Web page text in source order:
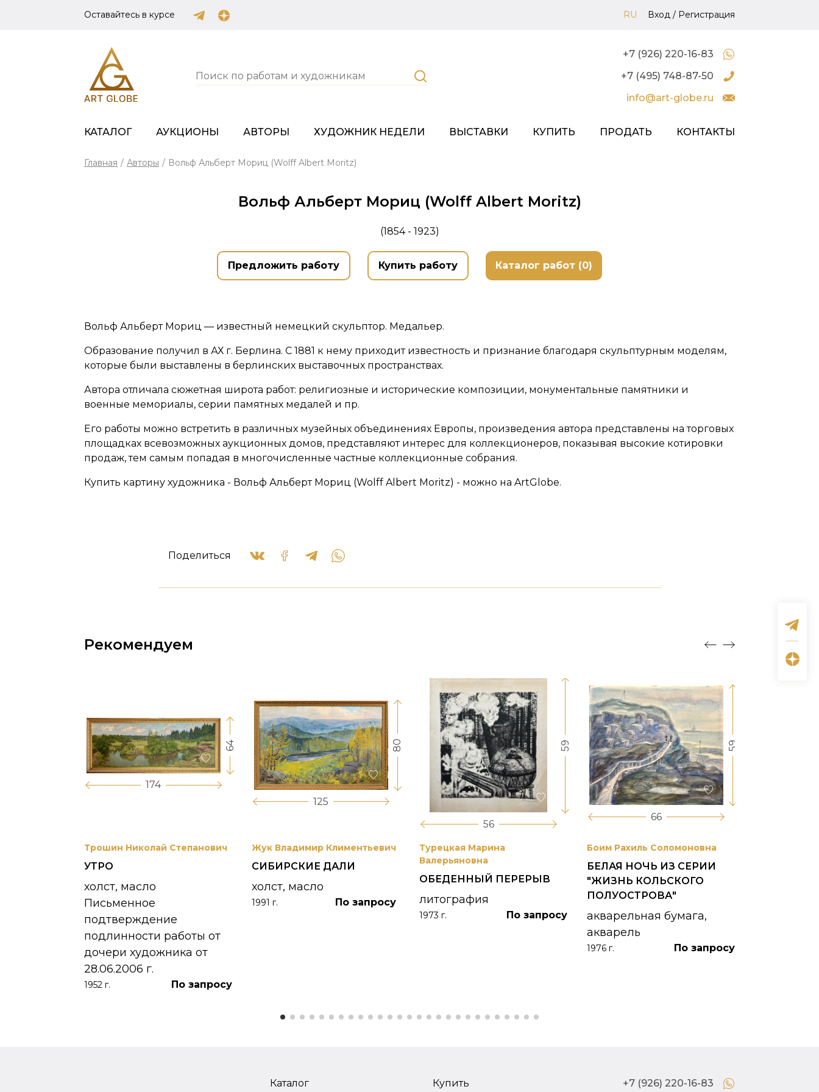
Оставайтесь в курсе RU Вход / Регистрация
+7 (926) 220-16-83
+7 (495) 748-87-50
info@art-globe.ru
КАТАЛОГ АУКЦИОНЫ АВТОРЫ ХУДОЖНИК НЕДЕЛИ ВЫСТАВКИ КУПИТЬ ПРОДАТЬ КОНТАКТЫ
Главная / Авторы / Вольф Альберт Мориц (Wolff Albert Moritz)
Вольф Альберт Мориц (Wolff Albert Moritz)
(1854 - 1923)
Предложить работу Купить работу Каталог работ (0)
Вольф Альберт Мориц — известный немецкий скульптор. Медальер.
Образование получил в АХ г. Берлина. С 1881 к нему приходит известность и признание благодаря скульптурным моделям,
которые были выставлены в берлинских выставочных пространствах.
Автора отличала сюжетная широта работ: религиозные и исторические композиции, монументальные памятники и
военные мемориалы, серии памятных медалей и пр.
Его работы можно встретить в различных музейных объединениях Европы, произведения автора представлены на торговых
площадках всевозможных аукционных домов, представляют интерес для коллекционеров, показывая высокие котировки
продаж, тем самым попадая в многочисленные частные коллекционные собрания.
Купить картину художника - Вольф Альберт Мориц (Wolff Albert Moritz) - можно на ArtGlobe.
Поделиться
Рекомендуем
174
64
Трошин Николай Степанович
УТРО
холст, масло
Письменное
подтверждение
подлинности работы от
дочери художника от
28.06.2006 г.
1952 г. По запросу
125
80
Жук Владимир Климентьевич
СИБИРСКИЕ ДАЛИ
холст, масло
1991 г. По запросу
56
59
Турецкая Марина
Валерьяновна
ОБЕДЕННЫЙ ПЕРЕРЫВ
литография
1973 г. По запросу
66
59
Боим Рахиль Соломоновна
БЕЛАЯ НОЧЬ ИЗ СЕРИИ
"ЖИЗНЬ КОЛЬСКОГО
ПОЛУОСТРОВА"
акварельная бумага,
акварель
1976 г. По запросу
Каталог Купить +7 (926) 220-16-83